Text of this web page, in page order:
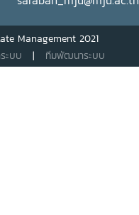
Management 2021
ะบบ | ทีมพัฒนาระบบ